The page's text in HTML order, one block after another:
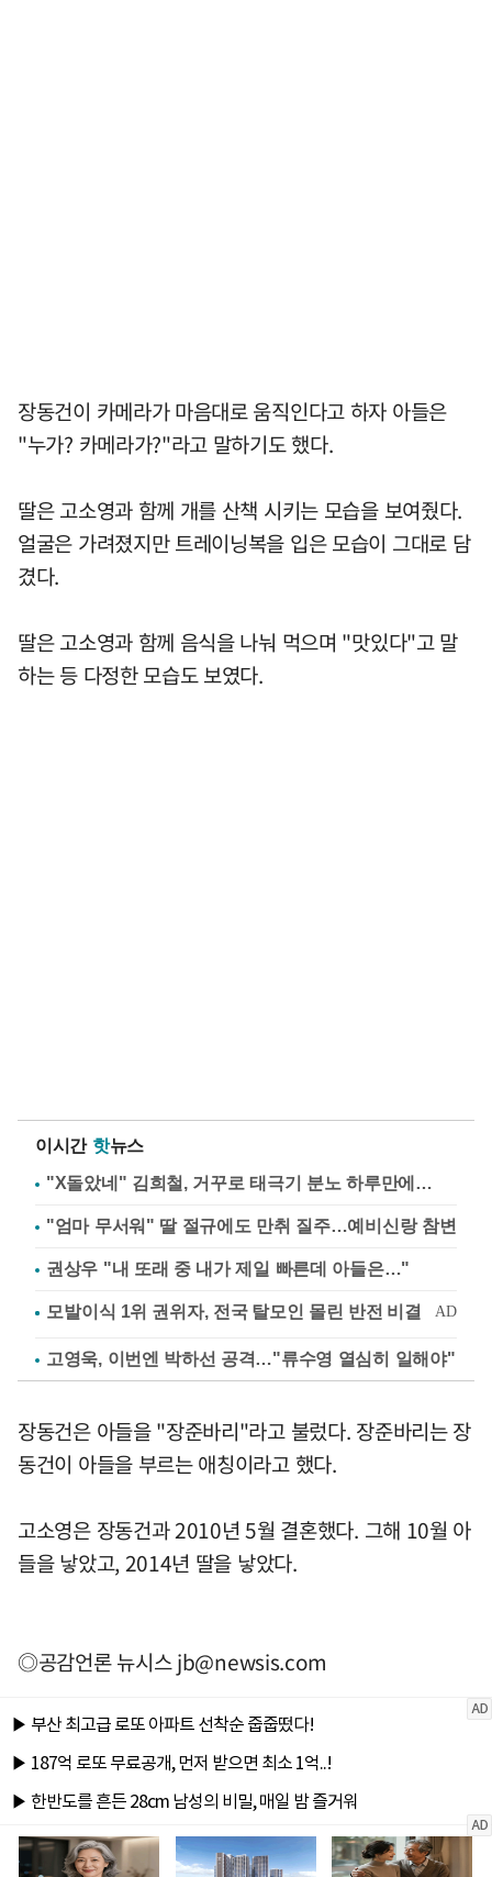
장동건이 카메라가 마음대로 움직인다고 하자 아들은
"누가? 카메라가?"라고 말하기도 했다.
딸은 고소영과 함께 개를 산책 시키는 모습을 보여줬다.
얼굴은 가려졌지만 트레이닝복을 입은 모습이 그대로 담
겼다.
딸은 고소영과 함께 음식을 나눠 먹으며 "맛있다"고 말
하는 등 다정한 모습도 보였다.
이시간 핫뉴스
"X돌았네" 김희철, 거꾸로 태극기 분노 하루만에…
"엄마 무서워" 딸 절규에도 만취 질주…예비신랑 참변
권상우 "내 또래 중 내가 제일 빠른데 아들은…"
고영욱, 이번엔 박하선 공격…"류수영 열심히 일해야"
장동건은 아들을 "장준바리"라고 불렀다. 장준바리는 장
동건이 아들을 부르는 애칭이라고 했다.
고소영은 장동건과 2010년 5월 결혼했다. 그해 10월 아
들을 낳았고, 2014년 딸을 낳았다.
◎공감언론 뉴시스jb@newsis.com